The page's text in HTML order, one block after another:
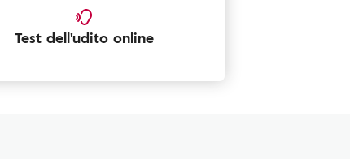
Test dell'udito online